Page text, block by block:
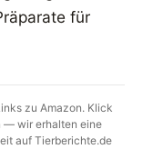
für
zu Amazon. Klick
— wir erhalten eine
auf Tierberichte.de